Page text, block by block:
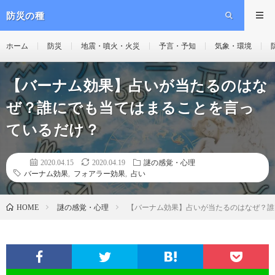
防災の種
ホーム 防災 地震・噴火・火災 予言・予知 気象・環境
【バーナム効果】占いが当たるのはな
ぜ？誰にでも当てはまることを言っ
ているだけ？
2020.04.15 2020.04.19
謎の感覚・心理
バーナム効果
フォアラー効果 占い
HOME 謎の感覚・心理 【バーナム効果】占いが当たるのはなぜ？